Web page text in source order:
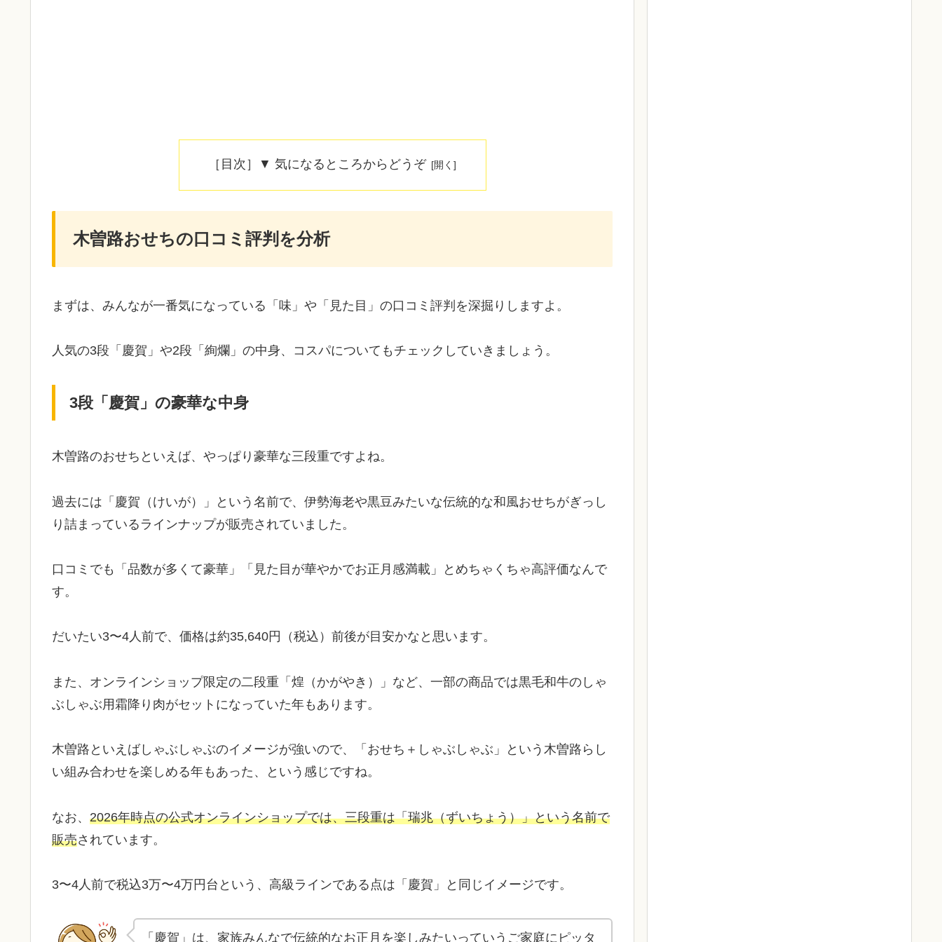
［目次］▼ 気になるところからどうぞ
木曽路おせちの口コミ評判を分析
まずは、みんなが一番気になっている「味」や「見た目」の口コミ評判を深掘りしますよ。
人気の3段「慶賀」や2段「絢爛」の中身、コスパについてもチェックしていきましょう。
3段「慶賀」の豪華な中身
木曽路のおせちといえば、やっぱり豪華な三段重ですよね。
過去には「慶賀（けいが）」という名前で、伊勢海老や黒豆みたいな伝統的な和風おせちがぎっし
り詰まっているラインナップが販売されていました。
口コミでも「品数が多くて豪華」「見た目が華やかでお正月感満載」とめちゃくちゃ高評価なんで
す。
だいたい3〜4人前で、価格は約35,640円（税込）前後が目安かなと思います。
また、オンラインショップ限定の二段重「煌（かがやき）」など、一部の商品では黒毛和牛のしゃ
ぶしゃぶ用霜降り肉がセットになっていた年もあります。
木曽路といえばしゃぶしゃぶのイメージが強いので、「おせち＋しゃぶしゃぶ」という木曽路らし
い組み合わせを楽しめる年もあった、という感じですね。
なお、 2026年時点の公式オンラインショップでは、三段重は「瑞兆（ずいちょう）」という名前で
販売されています。
3〜4人前で税込3万〜4万円台という、高級ラインである点は「慶賀」と同じイメージです。
「慶賀」は、家族みんなで伝統的なお正月を楽しみたいっていうご家庭にピッタ